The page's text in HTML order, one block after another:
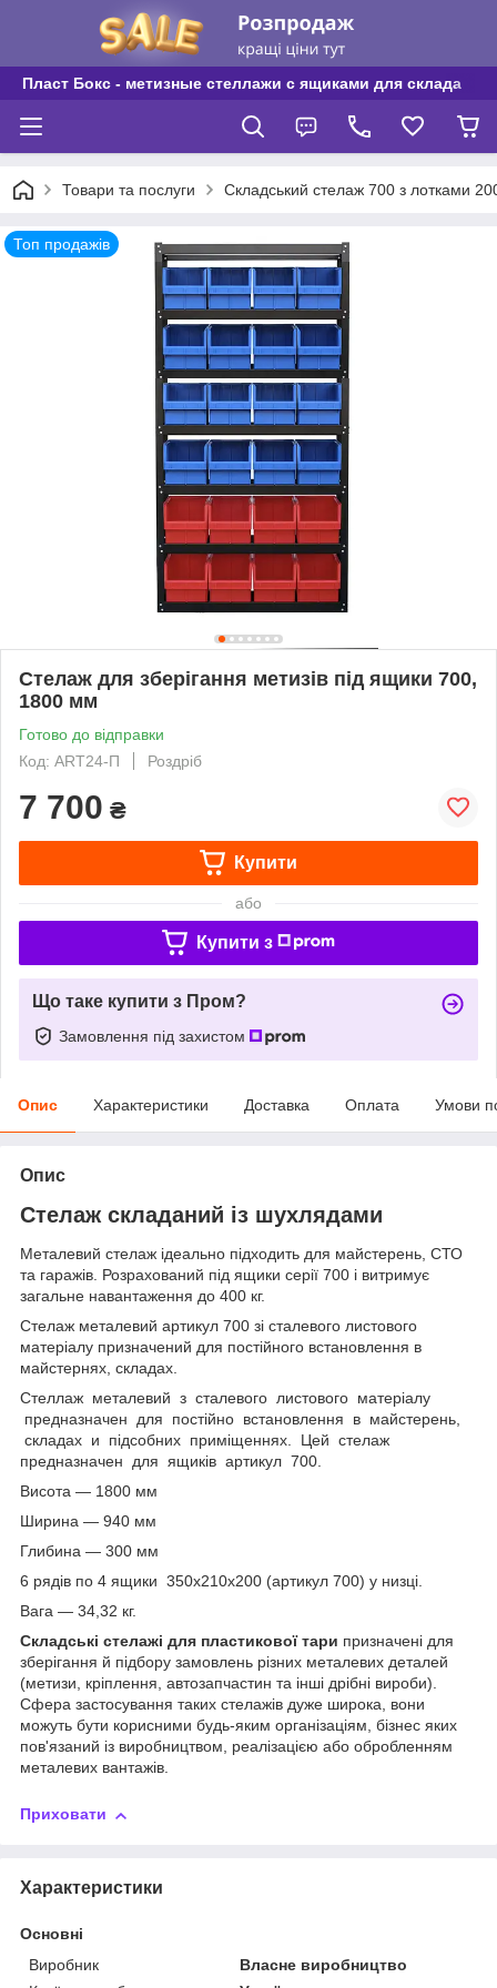
Пласт Бокс - метизные стеллажи с ящиками для склада
Товари та послуги Складський стелаж 700 з лотками
Топ продажів
Стелаж для зберігання метизів під ящики 700,
1800 мм
Готово до відправки
Код: ART24-П
Роздріб
7 700 ₴
Купити
або
Купити з
Що таке купити з Пром?
Замовлення під захистом
Опис Характеристики Доставка Оплата Умови
Опис
Стелаж складаний із шухлядами
Металевий стелаж ідеально підходить для майстерень, СТО
та гаражів. Розрахований під ящики серії 700 і витримує
загальне навантаження до 400 кг.
Стелаж металевий артикул 700 зі сталевого листового
матеріалу призначений для постійного встановлення в
майстернях, складах.
Стеллаж металевий з сталевого листового матеріалу
предназначен для постійно встановлення в майстерень,
складах и підсобних приміщеннях. Цей стелаж
предназначен для ящиків артикул 700.
Висота — 1800 мм
Ширина — 940 мм
Глибина — 300 мм
6 рядів по 4 ящики 350х210х200 (артикул 700) у низці.
Вага — 34,32 кг.
Складські стелажі для пластикової тари призначені для
зберігання й підбору замовлень різних металевих деталей
(метизи, кріплення, автозапчастин та інші дрібні вироби).
Сфера застосування таких стелажів дуже широка, вони
можуть бути корисними будь-яким організаціям, бізнес яких
пов'язаний із виробництвом, реалізацією або обробленням
металевих вантажів.
Приховати
Характеристики
Основні
Виробник
Власне виробництво